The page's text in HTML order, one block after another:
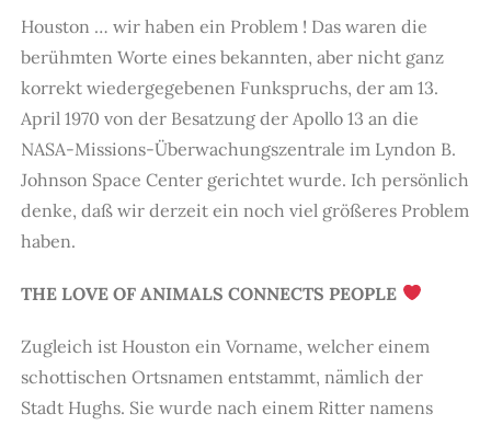
Houston … wir haben ein Problem ! Das waren die
berühmten Worte eines bekannten, aber nicht ganz
korrekt wiedergegebenen Funkspruchs, der am 13.
April 1970 von der Besatzung der Apollo 13 an die
NASA-Missions-Überwachungszentrale im Lyndon B.
Johnson Space Center gerichtet wurde. Ich persönlich
denke, daß wir derzeit ein noch viel größeres Problem
haben.
THE LOVE OF ANIMALS CONNECTS PEOPLE
Zugleich ist Houston ein Vorname, welcher einem
schottischen Ortsnamen entstammt, nämlich der
Stadt Hughs. Sie wurde nach einem Ritter namens